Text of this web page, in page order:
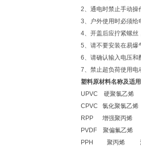
2、通电时禁止手动操
3、户外使用时必须给
4、开盖后应拧紧螺丝
5、请不要安装在易爆
6、请确认输入电压和
7、禁止超负荷使用电
塑料原材料名称及适用
UPVC 硬聚氯乙烯
CPVC 氯化聚氯乙
RPP 增强聚丙烯
PVDF 聚偏氟乙烯
PPH 聚丙烯 温